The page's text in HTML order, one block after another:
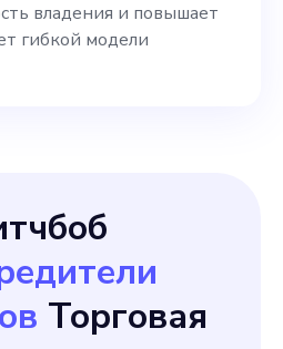
владения и повышает
гибкой модели
Торговая